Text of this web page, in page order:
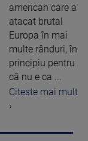
american care a
atacat brutal
Europa în mai
multe rânduri, în
principiu pentru
că nu e ca ...
Citeste mai mult
›